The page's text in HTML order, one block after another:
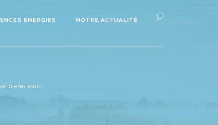
ENERGIES NOTRE ACTUALITÉ
ci-dessous :